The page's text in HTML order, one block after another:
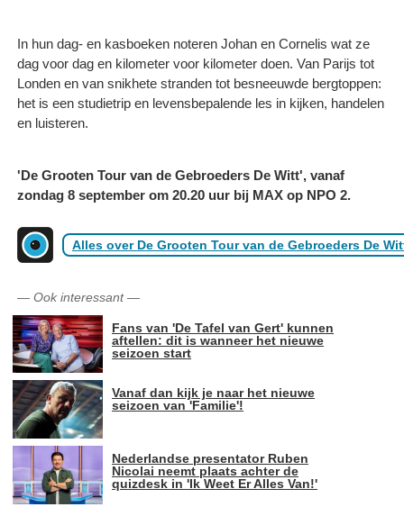
In hun dag- en kasboeken noteren Johan en Cornelis wat ze
dag voor dag en kilometer voor kilometer doen. Van Parijs tot
Londen en van snikhete stranden tot besneeuwde bergtoppen:
het is een studietrip en levensbepalende les in kijken, handelen
en luisteren.
'De Grooten Tour van de Gebroeders De Witt', vanaf
zondag 8 september om 20.20 uur bij MAX op NPO 2.
Alles over De Grooten Tour van de Gebroeders De
— Ook interessant—
Fans van 'De Tafel van Gert' kunnen
aftellen: dit is wanneer het nieuwe
seizoen start
Vanaf dan kijk je naar het nieuwe
seizoen van 'Familie'!
Nederlandse presentator Ruben
Nicolai neemt plaats achter de
quizdesk in 'Ik Weet Er Alles Van!'